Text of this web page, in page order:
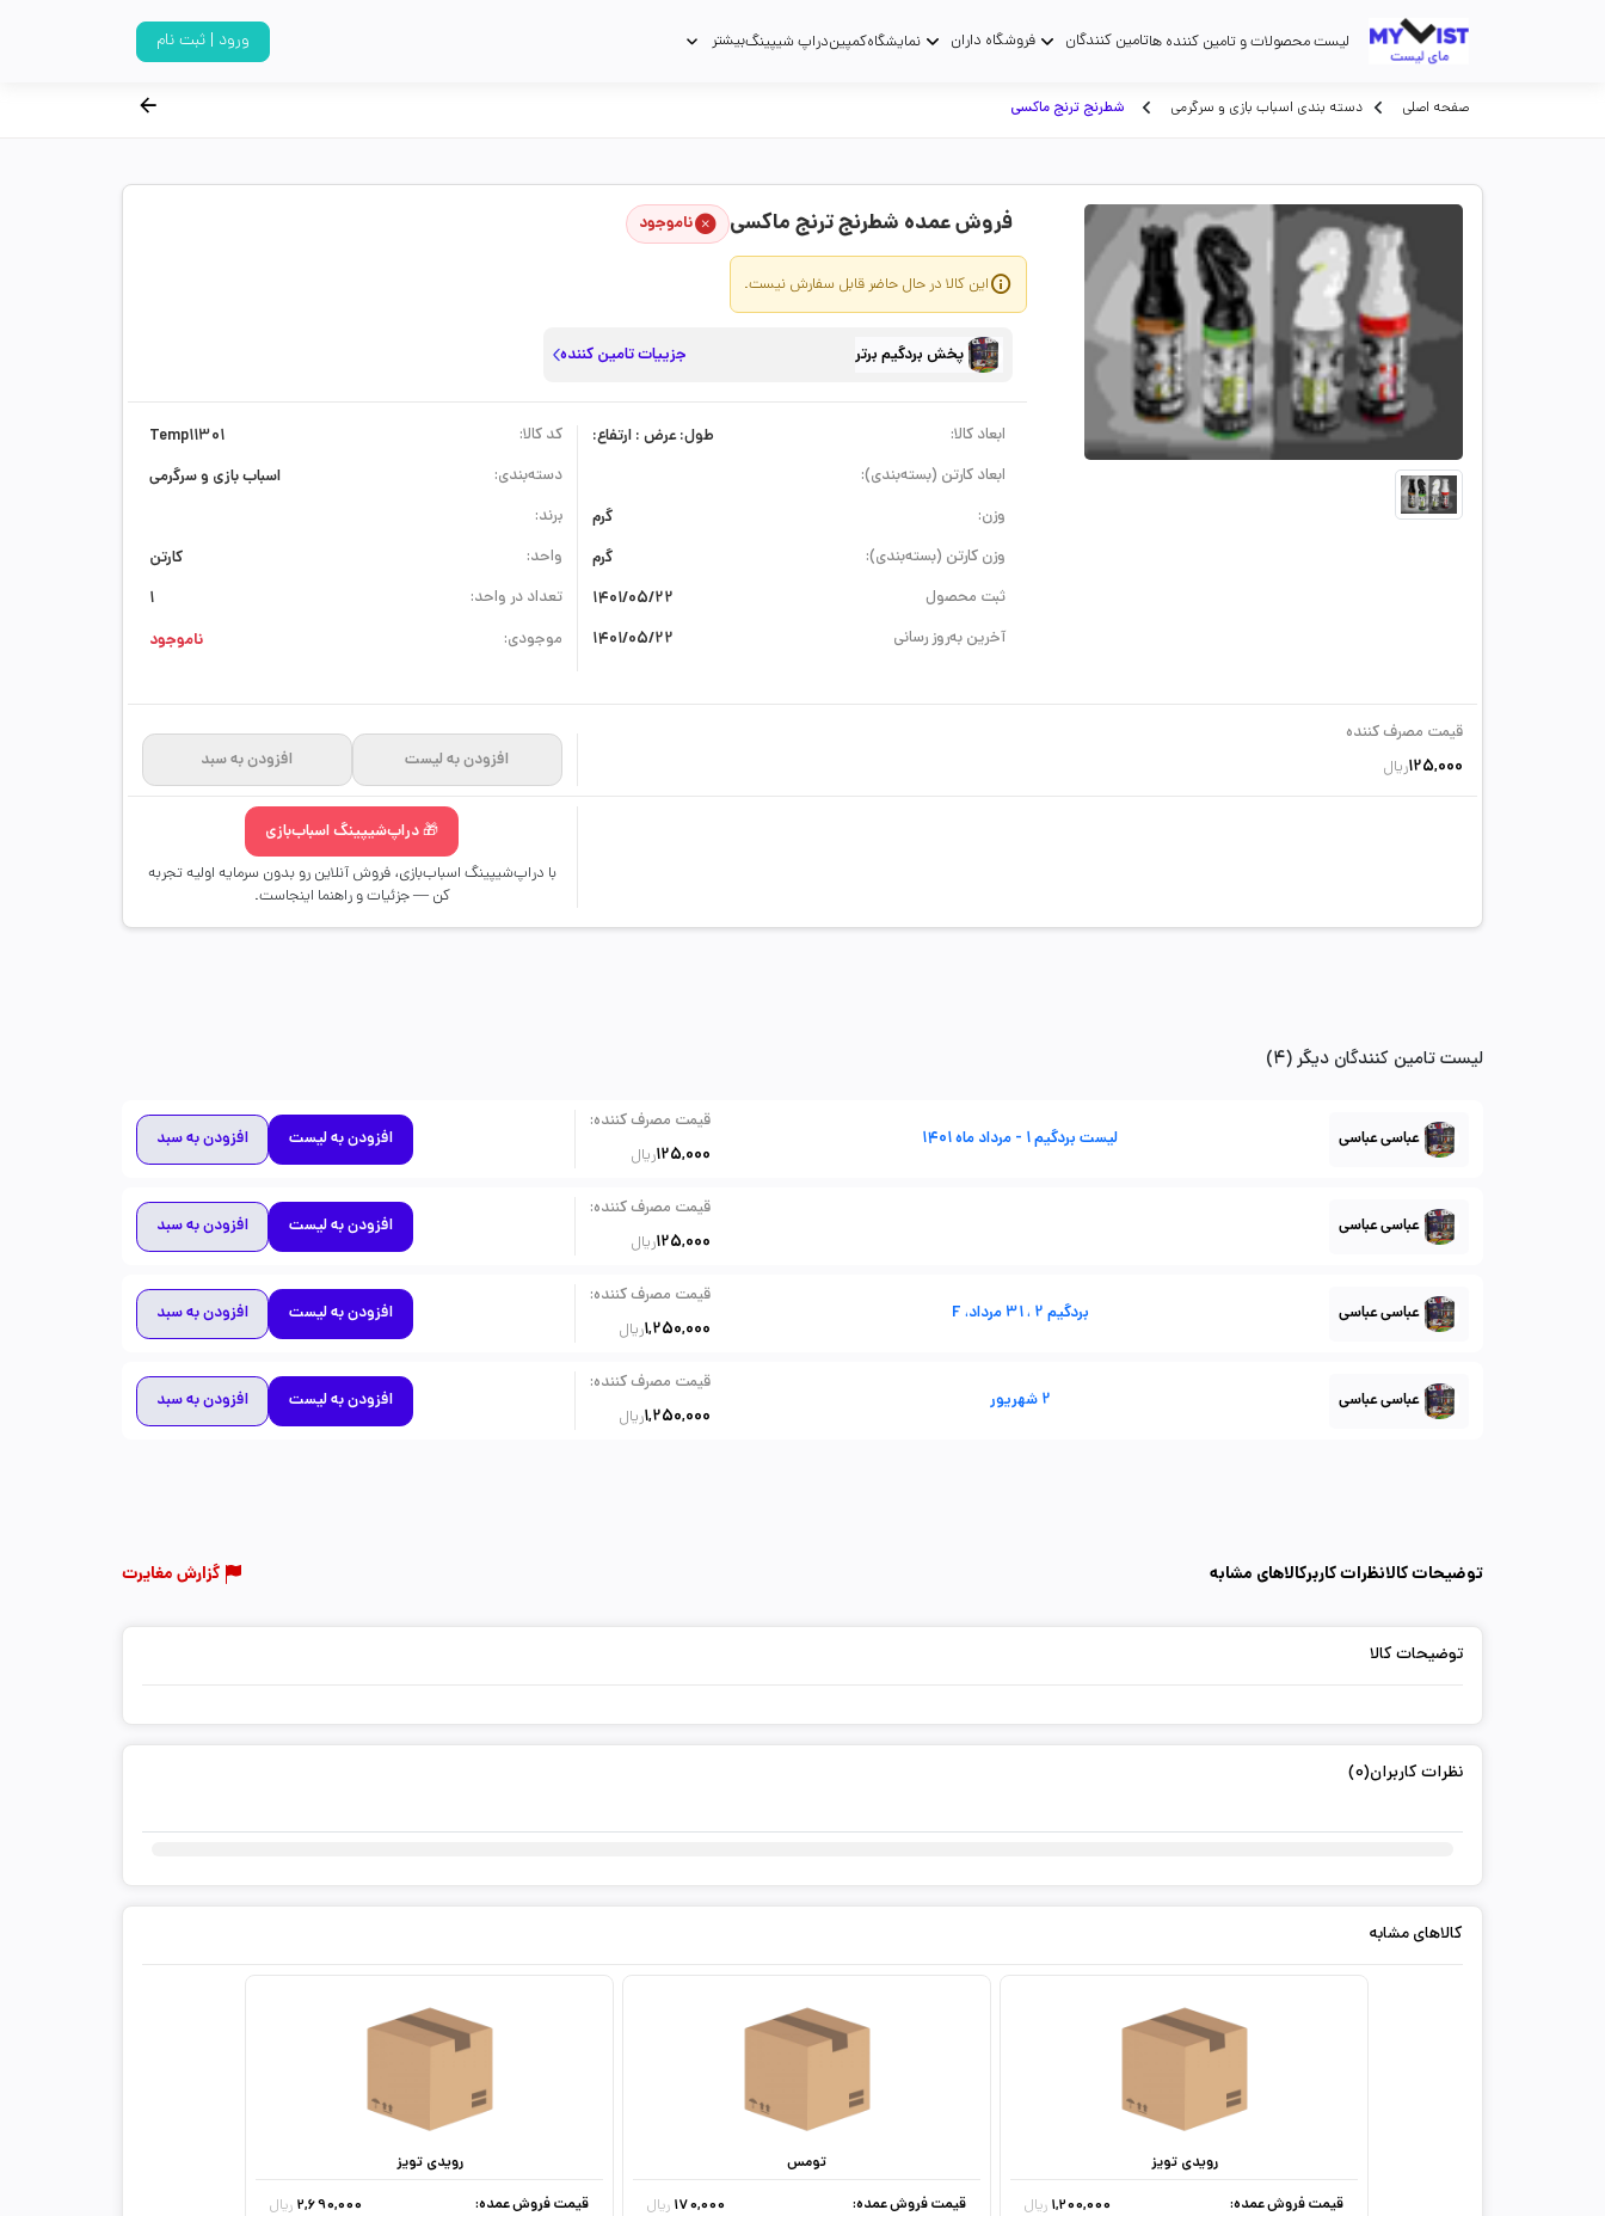
لیست محصولات و تامین کننده هاتامین کنندگان فروشگاه داران نمایشگاهکمپیندراپ شیپینگبیشتر ورود | ثبت نام
صفحه اصلی دسته بندی اسباب بازی و سرگرمی شطرنج ترنج ماکسی
فروش عمده شطرنج ترنج ماکسی ناموجود
این کالا در حال حاضر قابل سفارش نیست.
پخش بردگیم برتر جزییات تامین کننده
ابعاد کالا: طول: عرض : ارتفاع:
ابعاد کارتن (بسته‌بندی):
وزن:
گرم
وزن کارتن (بسته‌بندی): گرم
ثبت محصول 1401/05/22
آخرین به‌روز رسانی 1401/05/22
کد کالا: Temp11301
دسته‌بندی: اسباب بازی و سرگرمی
برند:
واحد:
کارتن
تعداد در واحد: 1
موجودی: ناموجود
قیمت مصرف کننده
125,000ریال افزودن به لیست افزودن به سبد
🎁 دراپ‌شیپینگ اسباب‌بازی
با دراپ‌شیپینگ اسباب‌بازی، فروش آنلاین رو بدون سرمایه اولیه تجربه
کن — جزئیات و راهنما اینجاست.
لیست تامین کنندگان دیگر (4)
عباسی عباسی لیست بردگیم 1 - مرداد ماه 1401
قیمت مصرف کننده:
125,000ریال
افزودن به لیست افزودن به سبد
عباسی عباسی
قیمت مصرف کننده:
125,000ریال
افزودن به لیست افزودن به سبد
عباسی عباسی بردگیم 2 ، 31 مرداد، F
قیمت مصرف کننده:
1,250,000ریال
افزودن به لیست افزودن به سبد
عباسی عباسی 2 شهریور
قیمت مصرف کننده:
1,250,000ریال
افزودن به لیست افزودن به سبد
توضیحات کالانظرات کاربرکالاهای مشابه گزارش مغایرت
توضیحات کالا
نظرات کاربران(0)
کالاهای مشابه
رویدی تویز
قیمت فروش عمده:
1,200,000 ریال
تومس
قیمت فروش عمده:
170,000 ریال
رویدی تویز
قیمت فروش عمده:
2,690,000 ریال